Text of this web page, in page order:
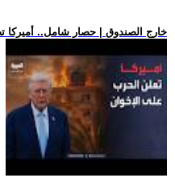
.. خارج الصندوق | حصار شامل..